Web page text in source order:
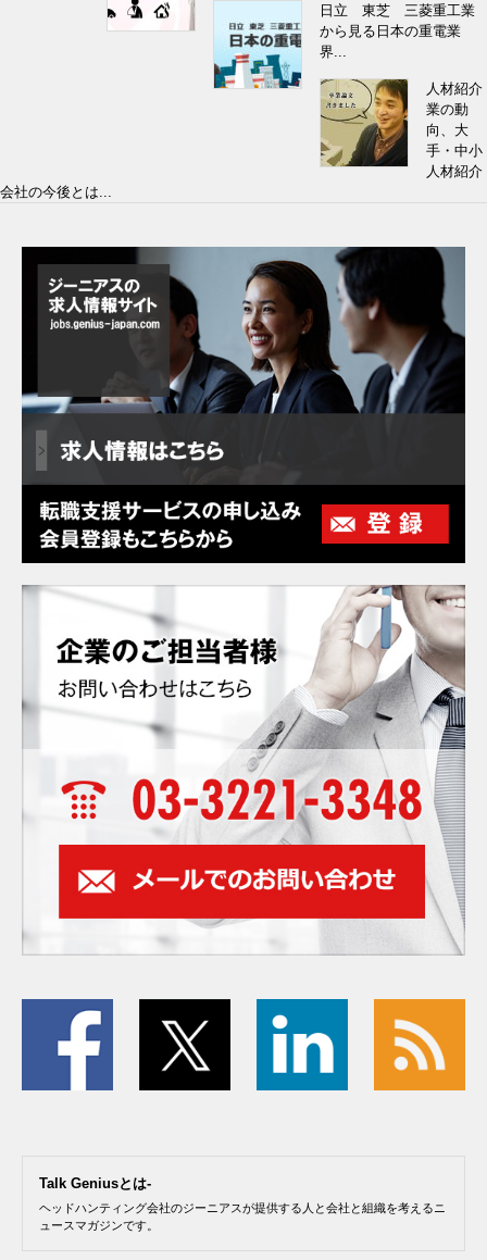
日立 東芝 三菱重工業
から見る日本の重電業
界...
人材紹介
業の動
向、大
手・中小
人材紹介
会社の今後とは...
Talk Geniusとは-
ヘッドハンティング会社のジーニアスが提供する人と会社と組織を考えるニ
ュースマガジンです。